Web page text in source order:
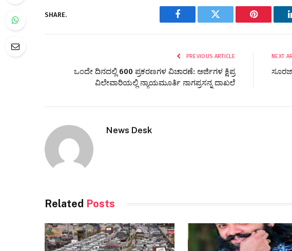
SHARE.
Facebook Twitter Pinterest
PREVIOUS ARTICLE
ಒಂದೇ ದಿನದಲ್ಲಿ 600 ಪ್ರಕರಣಗಳ ವಿಚಾರಣೆ: ಅರ್ಜಿಗಳ ಕ್ಷಿಪ್ರ
ವಿಲೇವಾರಿಯಲ್ಲಿ ನ್ಯಾಯಮೂರ್ತಿ ನಾಗಪ್ರಸನ್ನ ದಾಖಲೆ
NEXT
News Desk
Related Posts